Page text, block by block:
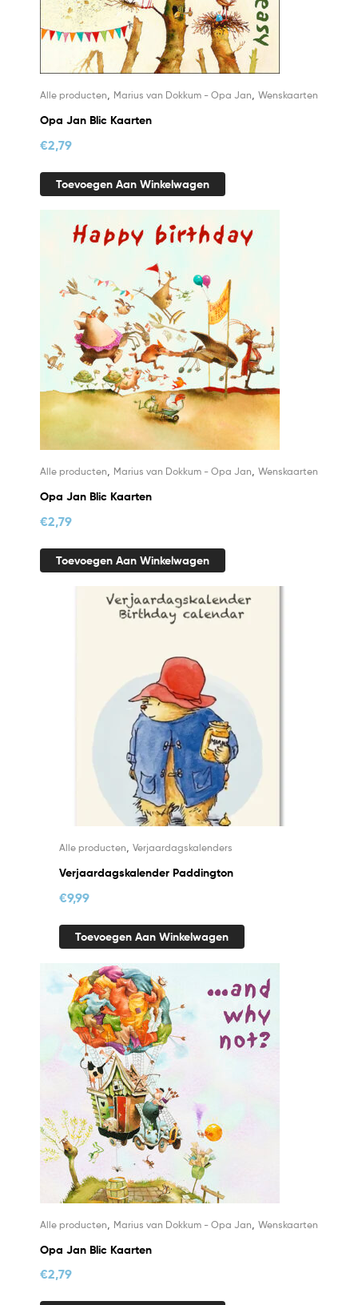
Alle producten Marius van Dokkum - Opa Jan Wenskaarten
Opa Jan Blic Kaarten
€2,79
Toevoegen Aan Winkelwagen
Alle producten Marius van Dokkum - Opa Jan Wenskaarten
Opa Jan Blic Kaarten
€2,79
Toevoegen Aan Winkelwagen
Alle producten, Verjaardagskalenders
Verjaardagskalender Paddington
€9,99
Toevoegen Aan Winkelwagen
Alle producten Marius van Dokkum - Opa Jan Wenskaarten
Opa Jan Blic Kaarten
€2,79